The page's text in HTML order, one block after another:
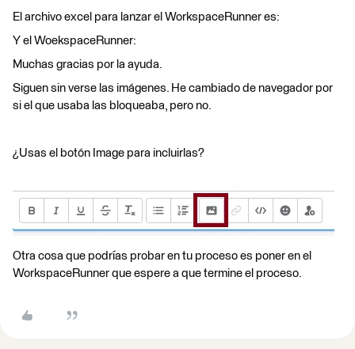
El archivo excel para lanzar el WorkspaceRunner es:
Y el WoekspaceRunner:
Muchas gracias por la ayuda.
Siguen sin verse las imágenes. He cambiado de navegador por
si el que usaba las bloqueaba, pero no.
¿Usas el botón Image para incluirlas?
Otra cosa que podrías probar en tu proceso es poner en el
WorkspaceRunner que espere a que termine el proceso.